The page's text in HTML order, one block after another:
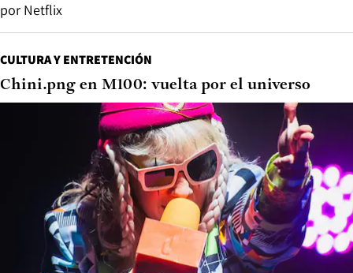
por Netflix
CULTURA Y ENTRETENCIÓN
Chini.png en M100: vuelta por el universo